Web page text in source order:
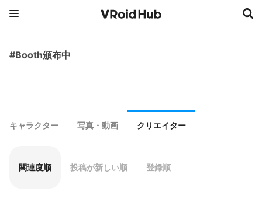
#Booth頒布中
キャラクター 写真・動画 クリエイター
関連度順 投稿が新しい順 登録順